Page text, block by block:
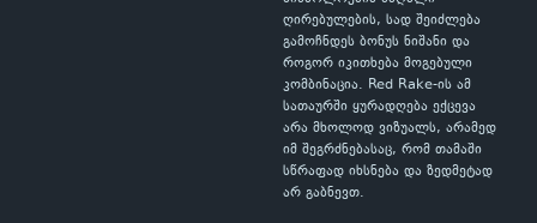
ღირებულების, სად შეიძლება
გამოჩნდეს ბონუს ნიშანი და
როგორ იკითხება მოგებული
კომბინაცია. Red Rake-ის ამ
სათაურში ყურადღება ექცევა
არა მხოლოდ ვიზუალს, არამედ
იმ შეგრძნებასაც, რომ თამაში
სწრაფად იხსნება და ზედმეტად
არ გაბნევთ.